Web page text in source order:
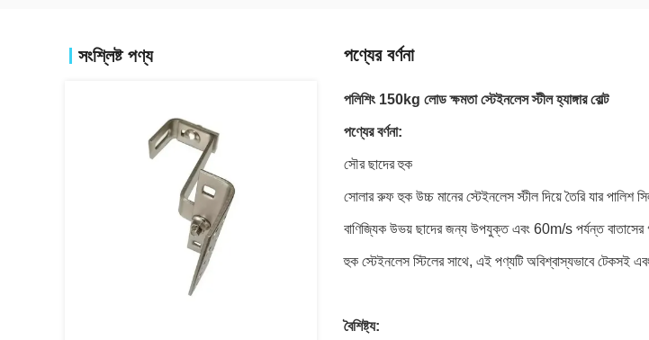
সংশ্লিষ্ট পণ্য পণ্যের বর্ণনা
পলিশিং 150kg লোড ক্ষমতা স্টেইনলেস স্টীল হ্যাঙ্গার বোল্ট
পণ্যের বর্ণনা:
সৌর ছাদের হুক
সোলার রুফ হুক উচ্চ মানের স্টেইনলেস স্টীল দিয়ে তৈরি যার পালিশ
বাণিজ্যিক উভয় ছাদের জন্য উপযুক্ত এবং 60m/s পর্যন্ত বাতাসের
হুক স্টেইনলেস স্টিলের সাথে, এই পণ্যটি অবিশ্বাস্যভাবে টেকসই
বৈশিষ্ট্য: